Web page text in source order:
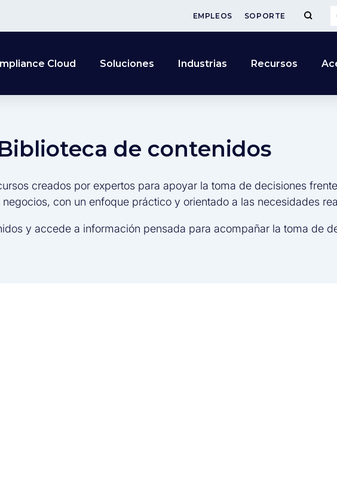
EMPLEOS SOPORTE
Cloud Soluciones Industrias Recursos
de contenidos
creados por expertos para apoyar la toma de decisiones
con un enfoque práctico y orientado a las necesidades
y accede a información pensada para acompañar la toma de